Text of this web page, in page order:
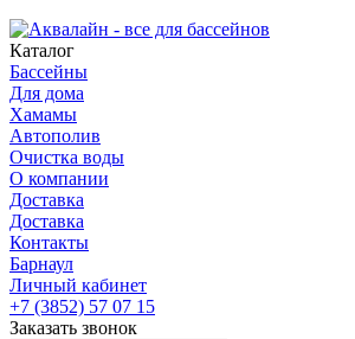
Каталог
Бассейны
Для дома
Хамамы
Автополив
Очистка воды
О компании
Доставка
Доставка
Контакты
Барнаул
Личный кабинет
+7 (3852) 57 07 15
Заказать звонок